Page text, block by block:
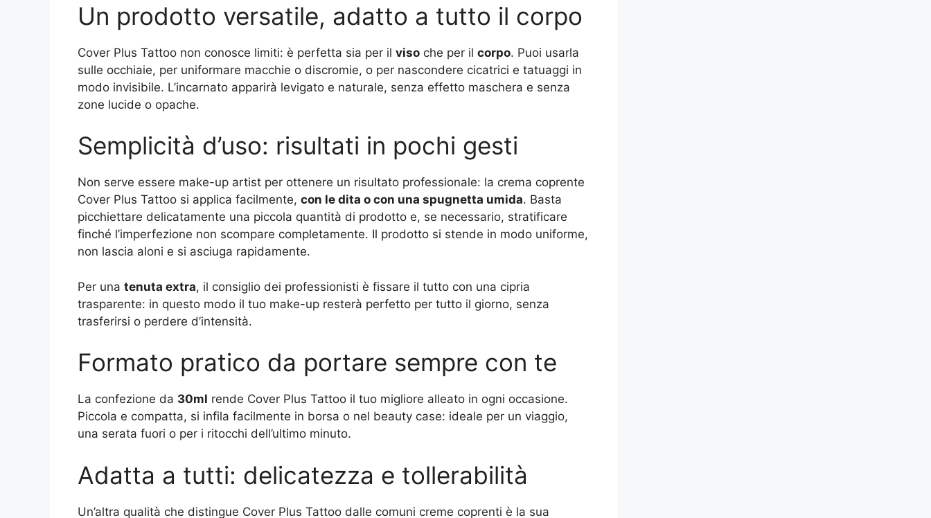
Un prodotto versatile, adatto a tutto il corpo
Cover Plus Tattoo non conosce limiti: è perfetta sia per il viso che per il corpo. Puoi usarla
sulle occhiaie, per uniformare macchie o discromie, o per nascondere cicatrici e tatuaggi in
modo invisibile. L’incarnato apparirà levigato e naturale, senza effetto maschera e senza
zone lucide o opache.
Semplicità d’uso: risultati in pochi gesti
Non serve essere make-up artist per ottenere un risultato professionale: la crema coprente
Cover Plus Tattoo si applica facilmente, con le dita o con una spugnetta umida. Basta
picchiettare delicatamente una piccola quantità di prodotto e, se necessario, stratificare
finché l’imperfezione non scompare completamente. Il prodotto si stende in modo uniforme,
non lascia aloni e si asciuga rapidamente.
Per una tenuta extra, il consiglio dei professionisti è fissare il tutto con una cipria
trasparente: in questo modo il tuo make-up resterà perfetto per tutto il giorno, senza
trasferirsi o perdere d’intensità.
Formato pratico da portare sempre con te
La confezione da 30ml rende Cover Plus Tattoo il tuo migliore alleato in ogni occasione.
Piccola e compatta, si infila facilmente in borsa o nel beauty case: ideale per un viaggio,
una serata fuori o per i ritocchi dell’ultimo minuto.
Adatta a tutti: delicatezza e tollerabilità
Un’altra qualità che distingue Cover Plus Tattoo dalle comuni creme coprenti è la sua